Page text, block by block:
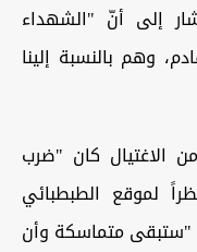
إلى أنّ "الشهداء
وهم بالنسبة إلينا
الاغتيال كان "ضرب
لموقع الطبطبائي
"ستبقى متماسكة وأن